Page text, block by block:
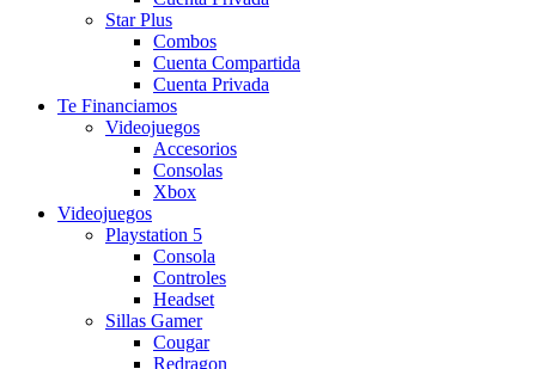
Star Plus
Combos
Cuenta Compartida
Cuenta Privada
Te Financiamos
Videojuegos
Accesorios
Consolas
Xbox
Videojuegos
Playstation 5
Consola
Controles
Headset
Sillas Gamer
Cougar
Redragon